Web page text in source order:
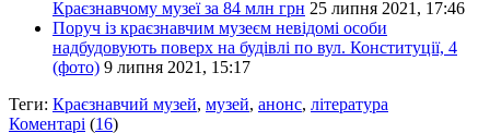
Краєзнавчому музеї за 84 млн грн 25 липня 2021, 17:46
Поруч із краєзнавчим музеєм невідомі особи
надбудовують поверх на будівлі по вул. Конституції, 4
(фото) 9 липня 2021, 15:17
Теги: Краєзнавчий музей, музей, анонс, література
Коментарі (16)